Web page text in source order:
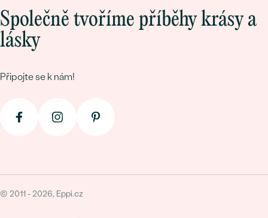
Společně tvoříme příběhy krásy a
lásky
Připojte se k nám!
© 2011 - 2026, Eppi.cz